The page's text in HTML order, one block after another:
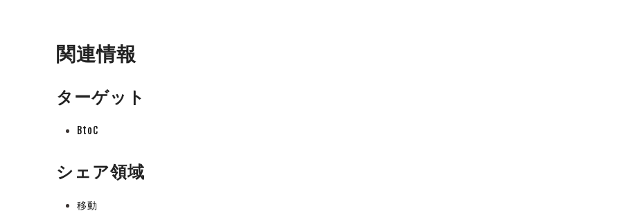
関連情報
ターゲット
BtoC
シェア領域
移動